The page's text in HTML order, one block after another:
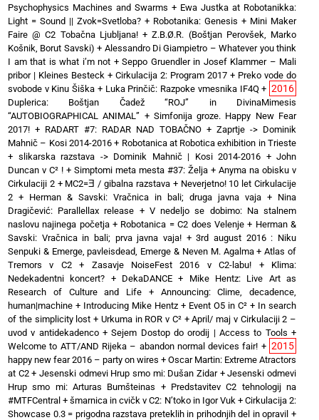
Psychophysics Machines and Swarms + Ewa Justka at Robotanikka:
Light = Sound || Zvok=Svetloba? + Robotanika: Genesis + Mini Maker
Faire @ C2 Tobačna Ljubljana!+Z.B.Ø.R. (Boštjan Perovšek, Marko
Košnik, Borut Savski) + Alessandro Di Giampietro – Whatever you think
I am that is what i’m not + Seppo Gruendler in Josef Klammer – Mali
pribor | Kleines Besteck + Cirkulacija 2: Program 2017 + Preko vode do
svobode v Kinu Šiška + Luka Prinčič: Razpoke vmesnika IF4Q+ 2016
Duplerica: Boštjan Čadež “ROJ” in DivinaMimesis
“AUTOBIOGRAPHICAL ANIMAL” + Simfonija groze. Happy New Fear
2017! + RADART #7: RADAR NAD TOBAČNO + Zaprtje -> Dominik
Mahnič – Kosi 2014-2016+ Robotanica at Robotica exhibition in Trieste
+ slikarska razstava -> Dominik Mahnič | Kosi 2014-2016 + John
Duncan v C² ! + Simptomi meta mesta #37: Želja + Anyma na obisku v
Cirkulaciji 2+ MC2=Ǝ / gibalna razstava+ Neverjetno! 10 let Cirkulacije
2 + Herman & Savski: Vračnica in bali; druga javna vaja + Nina
Dragičević: Parallellax release + V nedeljo se dobimo: Na stalnem
naslovu najinega početja+ Robotanica = C2 does Velenje+ Herman &
Savski: Vračnica in bali; prva javna vaja! +3rd august 2016 : Niku
Senpuki & Emerge, pavleisdead, Emerge & Neven M. Agalma+Atlas of
Tremors v C2+ Zasavje NoiseFest 2016 v C2-labu! + Klima:
Nedekadentni koncert? + DekaDANCE + Mike Hentz: Live Art as
Research of Culture and Life + Announcing: Clime, decadence,
human|machine + Introducing Mike Hentz + Event O5 in C² + In search
of the simplicity lost + Urkuma in ROR v C²+April/ maj v Cirkulaciji 2 –
uvod v antidekadenco+Sejem Dostop do orodij | Access to Tools +
Welcome to ATT/AND Rijeka – abandon normal devices fair! + 2015
happy new fear 2016 – party on wires + Oscar Martin: Extreme Atractors
at C2+Jesenski odmevi Hrup smo mi: Dušan Zidar+Jesenski odmevi
Hrup smo mi: Arturas Bumšteinas + Predstavitev C2 tehnologij na
#MTFCentral +šmarnica in cvičk v C2: N’toko in Igor Vuk + Cirkulacija 2:
Showcase 0.3 = prigodna razstava preteklih in prihodnjih del in opravil +